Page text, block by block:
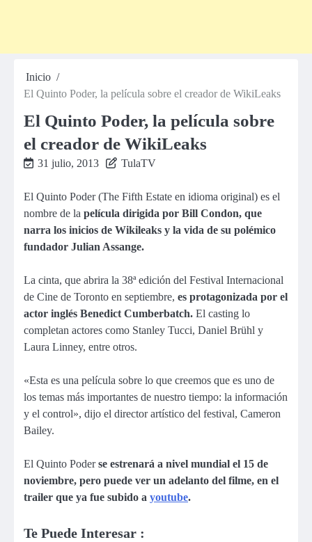
Inicio
El Quinto Poder, la película sobre el creador de WikiLeaks
El Quinto Poder, la película sobre
el creador de WikiLeaks
31 julio, 2013 TulaTV
El Quinto Poder (The Fifth Estate en idioma original) es el
nombre de la película dirigida por Bill Condon, que
narra los inicios de Wikileaks y la vida de su polémico
fundador Julian Assange.
La cinta, que abrira la 38ª edición del Festival Internacional
de Cine de Toronto en septiembre, es protagonizada por el
actor inglés Benedict Cumberbatch. El casting lo
completan actores como Stanley Tucci, Daniel Brühl y
Laura Linney, entre otros.
«Esta es una película sobre lo que creemos que es uno de
los temas más importantes de nuestro tiempo: la información
y el control», dijo el director artístico del festival, Cameron
Bailey.
El Quinto Poderse estrenará a nivel mundial el 15 de
noviembre, pero puede ver un adelanto del filme, en el
trailer que ya fue subido a youtube.
Te Puede Interesar :